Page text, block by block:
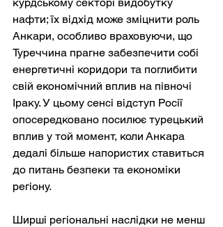
нафти; їх відхід може зміцнити роль
Анкари, особливо враховуючи, що
Туреччина прагне забезпечити собі
енергетичні коридори та поглибити
свій економічний вплив на півночі
Іраку. У цьому сенсі відступ Росії
опосередковано посилює турецький
вплив у той момент, коли Анкара
дедалі більше напористих ставиться
до питань безпеки та економіки
регіону.
Ширші регіональні наслідки не менш